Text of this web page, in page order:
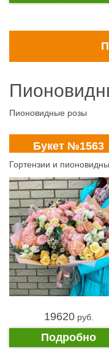
Пионовидные розы
Букет №1563
Гортензии и
розы
19620pуб.
Подробно